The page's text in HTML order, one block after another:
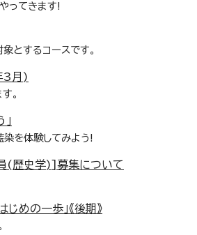
ってきます!
とするコースです。
3月)
。
染を体験してみよう!
(歴史学)]募集について
めの一歩」《後期》